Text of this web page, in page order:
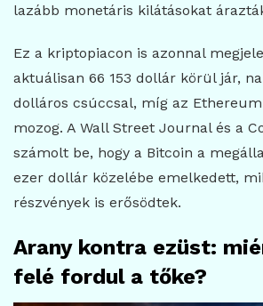
lazább monetáris kilátásokat
Ez a kriptopiacon is azonnal
aktuálisan 66 153 dollár körül jár,
dolláros csúccsal, míg az
mozog. A Wall Street Journal és a
számolt be, hogy a Bitcoin a
ezer dollár közelébe emelkedett,
részvények is erősödtek.
Arany kontra ezüst:
felé fordul a tőke?